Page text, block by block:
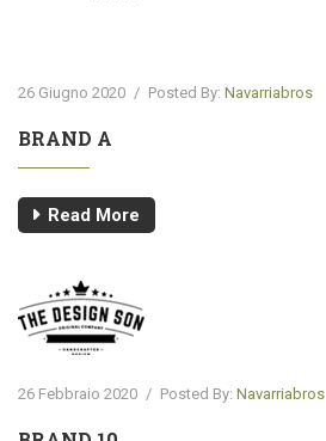
26 Giugno 2020 / Posted By: Navarriabros
BRAND A
Read More
26 Febbraio 2020 / Posted By: Navarriabros